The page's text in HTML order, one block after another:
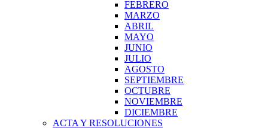
FEBRERO
MARZO
ABRIL
MAYO
JUNIO
JULIO
AGOSTO
SEPTIEMBRE
OCTUBRE
NOVIEMBRE
DICIEMBRE
ACTA Y RESOLUCIONES